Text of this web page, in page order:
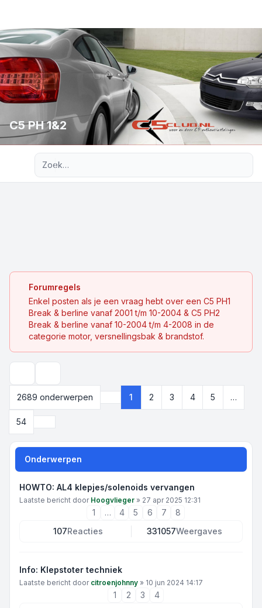
C5 PH 1&2
Forumregels
Enkel posten als je een vraag hebt over een C5 PH1
Break & berline vanaf 2001 t/m 10-2004 & C5 PH2
Break & berline vanaf 10-2004 t/m 4-2008 in de
categorie motor, versnellingsbak & brandstof.
2689 onderwerpen
Pagina van
1 2 3 4 5 …
54
Onderwerpen
HOWTO: AL4 klepjes/solenoids vervangen
Laatste bericht door Hoogvlieger » 27 apr 2025 12:31
1 … 4 5 6 7
8
107Reacties 331057Weergaves
Info: Klepstoter techniek
Laatste bericht door citroenjohnny » 10 jun 2024 14:17
1 2 3
4